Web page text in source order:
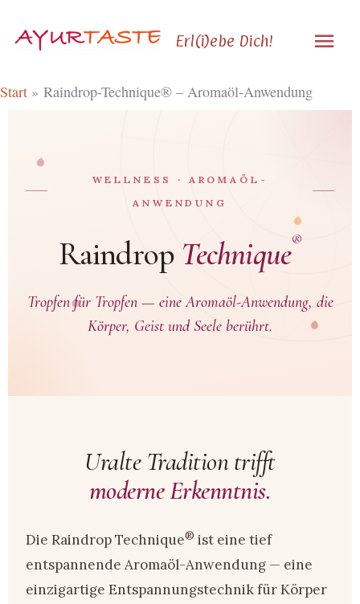
Inhalt
springen
Erl(i)ebe Dich!
Start Raindrop-Technique® – Aromaöl-Anwendung
WELLNESS · AROMAÖL-
ANWENDUNG
Raindrop Technique®
Tropfen für Tropfen — eine Aromaöl-Anwendung, die
Körper, Geist und Seele berührt.
Uralte Tradition trifft
moderne Erkenntnis.
Die Raindrop Technique® ist eine tief
entspannende Aromaöl-Anwendung — eine
einzigartige Entspannungstechnik für Körper